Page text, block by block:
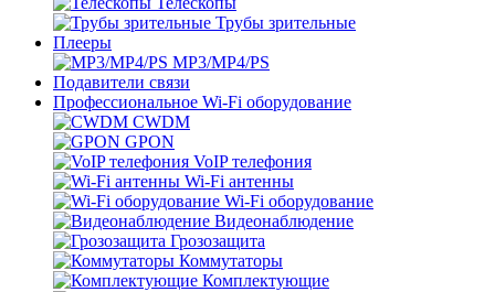
Трубы зрительные
Плееры
MP3/MP4/PS
Подавители связи
Профессиональное Wi-Fi оборудование
CWDM
GPON
VoIP телефония
Wi-Fi антенны
Wi-Fi оборудование
Видеонаблюдение
Грозозащита
Коммутаторы
Комплектующие